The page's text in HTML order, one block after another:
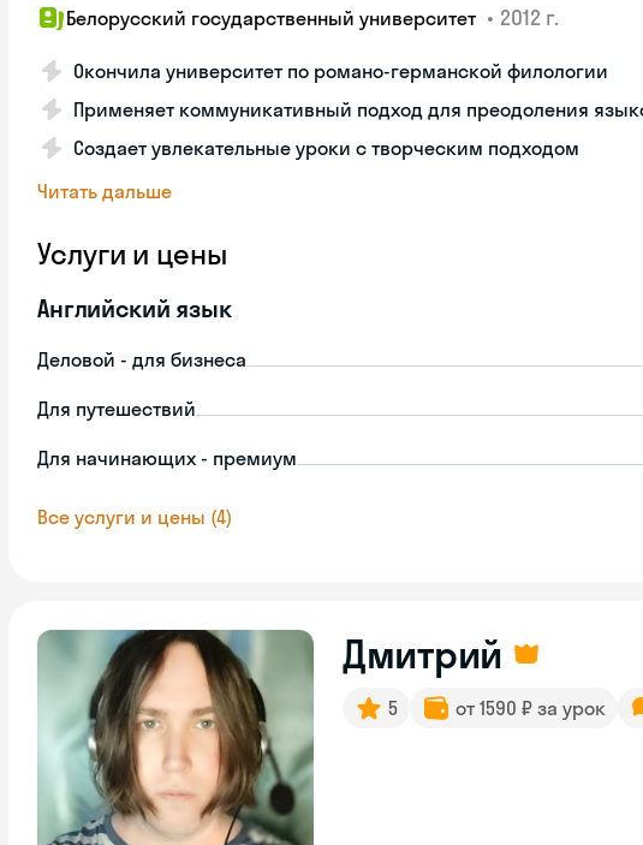
Белорусский государственный университет • 2012 г.
Окончила университет по романо-германской филологии
Применяет коммуникативный подход для преодоления
Создает увлекательные уроки с творческим подходом
Читать дальше
Услуги и цены
Английский язык
Деловой - для бизнеса
Для путешествий
Для начинающих - премиум
Все услуги и цены (4)
Дмитрий
5 от 1590 ₽ за урок